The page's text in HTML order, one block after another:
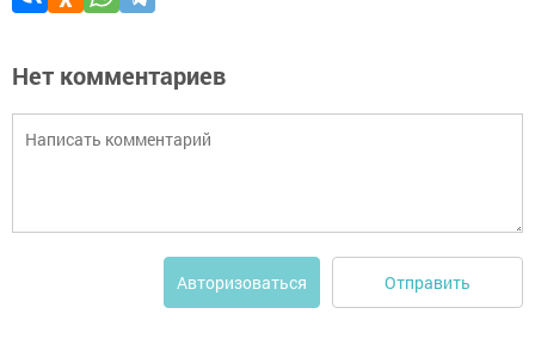
Нет комментариев
Авторизоваться Отправить